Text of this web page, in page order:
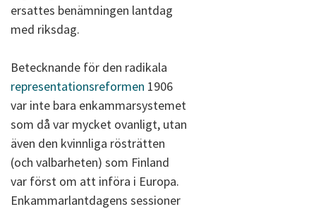
ersattes benämningen lantdag
med riksdag.
Betecknande för den radikala
representationsreformen 1906
var inte bara enkammarsystemet
som då var mycket ovanligt, utan
även den kvinnliga rösträtten
(och valbarheten) som Finland
var först om att införa i Europa.
Enkammarlantdagens sessioner